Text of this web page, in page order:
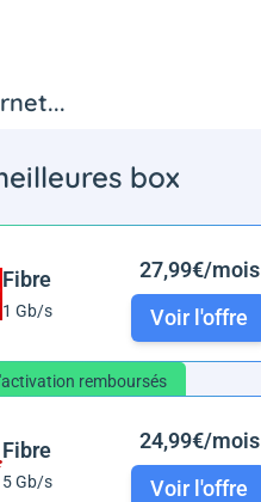
box
Fibre
1 Gb/s
27,99€/mois
Voir l'offre
remboursés
Fibre
5 Gb/s
24,99€/mois
Voir l'offre